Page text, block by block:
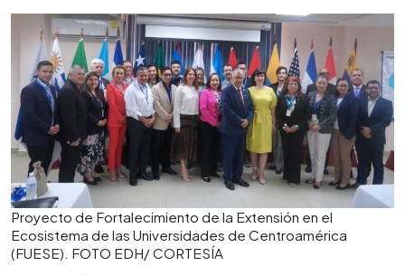
Proyecto de Fortalecimiento de la Extensión en el
Ecosistema de las Universidades de Centroamérica
(FUESE). FOTO EDH/ CORTESÍA